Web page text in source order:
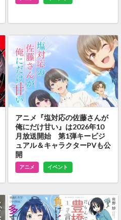
アニメ『塩対応の佐藤さんが
俺にだけ甘い』は2026年10
月放送開始 第1弾キービジ
ュアル＆キャラクターPVも公
開
アニメ イベント